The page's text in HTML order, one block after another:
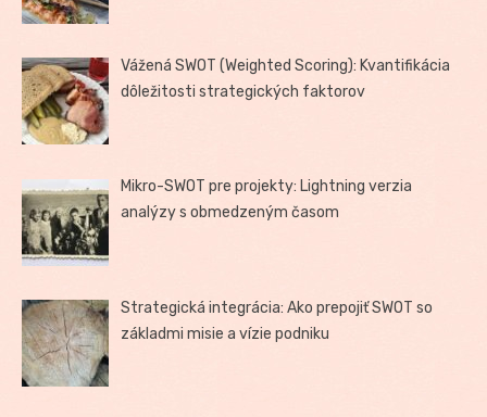
Vážená SWOT (Weighted Scoring): Kvantifikácia
dôležitosti strategických faktorov
Mikro-SWOT pre projekty: Lightning verzia
analýzy s obmedzeným časom
Strategická integrácia: Ako prepojiť SWOT so
základmi misie a vízie podniku